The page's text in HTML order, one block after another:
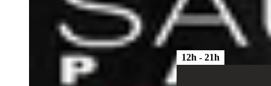
Sauna/cruising
Club F212 - Nîmes
12h - 21h